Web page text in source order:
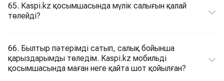
65. Kaspi.kz қосымшасында мүлік салығын қалай
төлейді?
66. Былтыр пәтерімді сатып, салық бойынша
қарыздарымды төледім. Kaspi.kz мобильді
қосымшасында маған неге қайта шот қойылған?